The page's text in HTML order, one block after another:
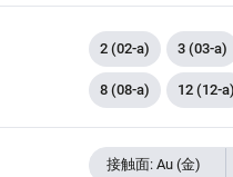
2 (02-a) 3 (03-a)
8 (08-a) 12 (12-a)
接触面: Au (金)